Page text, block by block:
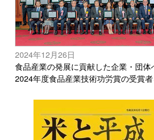
2024年12月26日
食品産業の発展に貢献した企業・団体
2024年度食品産業技術功労賞の受賞者